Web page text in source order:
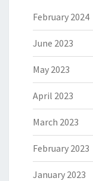
February 2024
June 2023
May 2023
April 2023
March 2023
February 2023
January 2023